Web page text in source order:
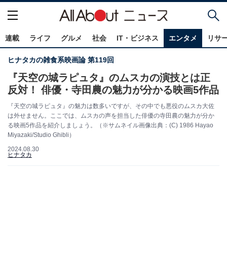
連載 ライフ グルメ 社会 IT・ビジネス エンタメ リサ
ヒナタカの雑食系映画論 第119回
『天空の城ラピュタ』のムスカの演技とは正
反対！ 俳優・寺田農の魅力が分かる映画5作品
『天空の城ラピュタ』の魅力は数多いですが、その中でも悪役のムスカ大佐
は外せません。ここでは、ムスカの声を担当した俳優の寺田農の魅力が分か
る映画5作品を紹介しましょう。（※サムネイル画像出典：(C) 1986 Hayao
Miyazaki/Studio Ghibli）
2024.08.30
ヒナタカ